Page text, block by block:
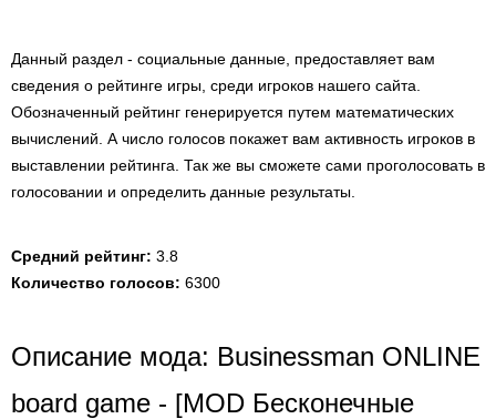
Данный раздел - социальные данные, предоставляет вам
сведения о рейтинге игры, среди игроков нашего сайта.
Обозначенный рейтинг генерируется путем математических
вычислений. А число голосов покажет вам активность игроков в
выставлении рейтинга. Так же вы сможете сами проголосовать в
голосовании и определить данные результаты.
Средний рейтинг: 3.8
Количество голосов: 6300
Описание мода: Businessman ONLINE
board game - [MOD Бесконечные